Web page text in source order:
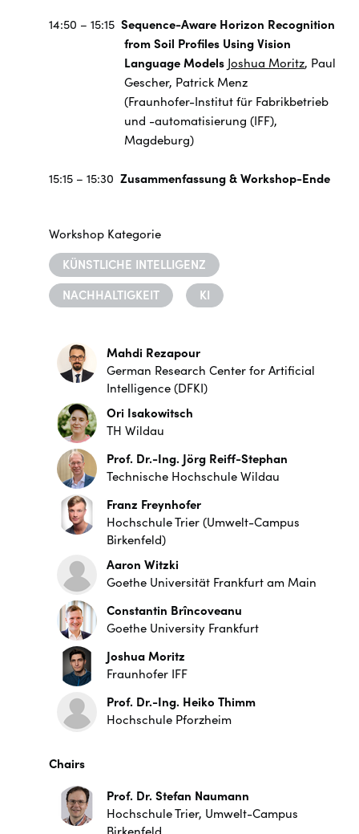
14:50 – 15:15 Sequence-Aware Horizon Recognition
from Soil Profiles Using Vision
Language Models Joshua Moritz, Paul
Gescher, Patrick Menz
(Fraunhofer-Institut für Fabrikbetrieb
und -automatisierung (IFF),
Magdeburg)
15:15 – 15:30 Zusammenfassung & Workshop-Ende
Workshop Kategorie
KÜNSTLICHE INTELLIGENZ
NACHHALTIGKEIT
KI
Mahdi Rezapour
German Research Center for Artificial
Intelligence (DFKI)
Ori Isakowitsch
TH Wildau
Prof. Dr.-Ing. Jörg Reiff-Stephan
Technische Hochschule Wildau
Franz Freynhofer
Hochschule Trier (Umwelt-Campus
Birkenfeld)
Aaron Witzki
Goethe Universität Frankfurt am Main
Constantin Brîncoveanu
Goethe University Frankfurt
Joshua Moritz
Fraunhofer IFF
Prof. Dr.-Ing. Heiko Thimm
Hochschule Pforzheim
Chairs
Prof. Dr. Stefan Naumann
Hochschule Trier, Umwelt-Campus